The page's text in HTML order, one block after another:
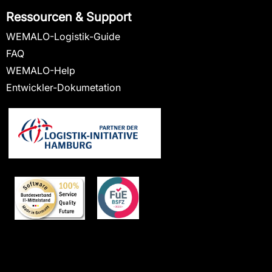
Ressourcen & Support
WEMALO-Logistik-Guide
FAQ
WEMALO-Help
Entwickler-Dokumetation